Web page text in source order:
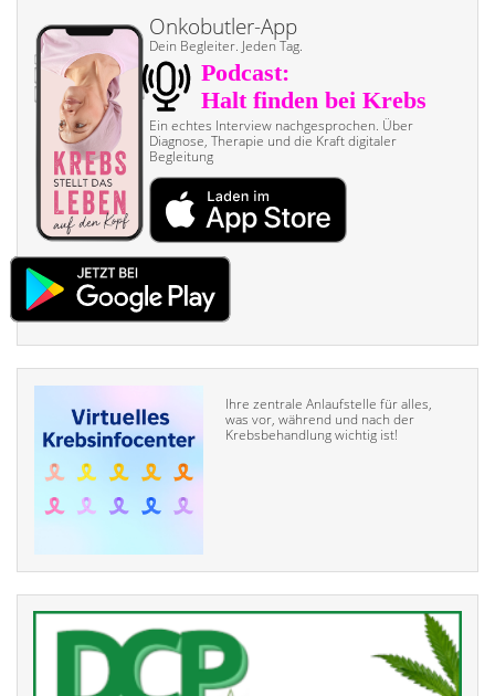
Onkobutler-App
Dein Begleiter. Jeden Tag.
Ein echtes Interview nach­gesprochen. Über
Diagnose, Therapie und die Kraft digitaler
Begleitung
Ihre zentrale Anlaufstelle für alles,
was vor, während und nach der
Krebsbehandlung wichtig ist!